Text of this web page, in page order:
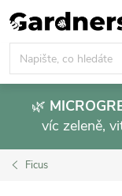
Přejít
na
obsah
🌿
víc zeleně,
Ficus